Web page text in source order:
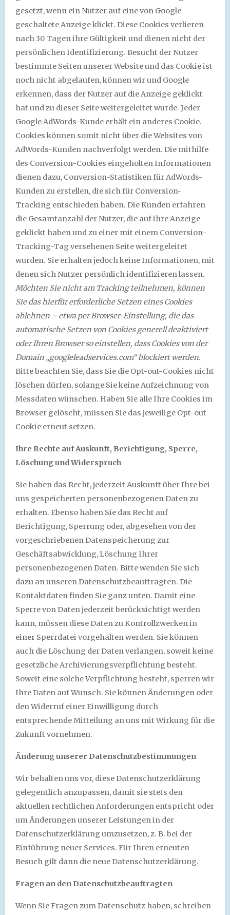
gesetzt, wenn ein Nutzer auf eine von Google
geschaltete Anzeige klickt. Diese Cookies verlieren
nach 30 Tagen ihre Gültigkeit und dienen nicht der
persönlichen Identifizierung. Besucht der Nutzer
bestimmte Seiten unserer Website und das Cookie ist
noch nicht abgelaufen, können wir und Google
erkennen, dass der Nutzer auf die Anzeige geklickt
hat und zu dieser Seite weitergeleitet wurde. Jeder
Google AdWords-Kunde erhält ein anderes Cookie.
Cookies können somit nicht über die Websites von
AdWords-Kunden nachverfolgt werden. Die mithilfe
des Conversion-Cookies eingeholten Informationen
dienen dazu, Conversion-Statistiken für AdWords-
Kunden zu erstellen, die sich für Conversion-
Tracking entschieden haben. Die Kunden erfahren
die Gesamtanzahl der Nutzer, die auf ihre Anzeige
geklickt haben und zu einer mit einem Conversion-
Tracking-Tag versehenen Seite weitergeleitet
wurden. Sie erhalten jedoch keine Informationen, mit
denen sich Nutzer persönlich identifizieren lassen.
Möchten Sie nicht am Tracking teilnehmen, können
Sie das hierfür erforderliche Setzen eines Cookies
ablehnen – etwa per Browser-Einstellung, die das
automatische Setzen von Cookies generell deaktiviert
oder Ihren Browser so einstellen, dass Cookies von der
Domain „googleleadservices.com“ blockiert werden.
Bitte beachten Sie, dass Sie die Opt-out-Cookies nicht
löschen dürfen, solange Sie keine Aufzeichnung von
Messdaten wünschen. Haben Sie alle Ihre Cookies im
Browser gelöscht, müssen Sie das jeweilige Opt-out
Cookie erneut setzen.
Ihre Rechte auf Auskunft, Berichtigung, Sperre,
Löschung und Widerspruch
Sie haben das Recht, jederzeit Auskunft über Ihre bei
uns gespeicherten personenbezogenen Daten zu
erhalten. Ebenso haben Sie das Recht auf
Berichtigung, Sperrung oder, abgesehen von der
vorgeschriebenen Datenspeicherung zur
Geschäftsabwicklung, Löschung Ihrer
personenbezogenen Daten. Bitte wenden Sie sich
dazu an unseren Datenschutzbeauftragten. Die
Kontaktdaten finden Sie ganz unten. Damit eine
Sperre von Daten jederzeit berücksichtigt werden
kann, müssen diese Daten zu Kontrollzwecken in
einer Sperrdatei vorgehalten werden. Sie können
auch die Löschung der Daten verlangen, soweit keine
gesetzliche Archivierungsverpflichtung besteht.
Soweit eine solche Verpflichtung besteht, sperren wir
Ihre Daten auf Wunsch. Sie können Änderungen oder
den Widerruf einer Einwilligung durch
entsprechende Mitteilung an uns mit Wirkung für die
Zukunft vornehmen.
Änderung unserer Datenschutzbestimmungen
Wir behalten uns vor, diese Datenschutzerklärung
gelegentlich anzupassen, damit sie stets den
aktuellen rechtlichen Anforderungen entspricht oder
um Änderungen unserer Leistungen in der
Datenschutzerklärung umzusetzen, z. B. bei der
Einführung neuer Services. Für Ihren erneuten
Besuch gilt dann die neue Datenschutzerklärung.
Fragen an den Datenschutzbeauftragten
Wenn Sie Fragen zum Datenschutz haben, schreiben